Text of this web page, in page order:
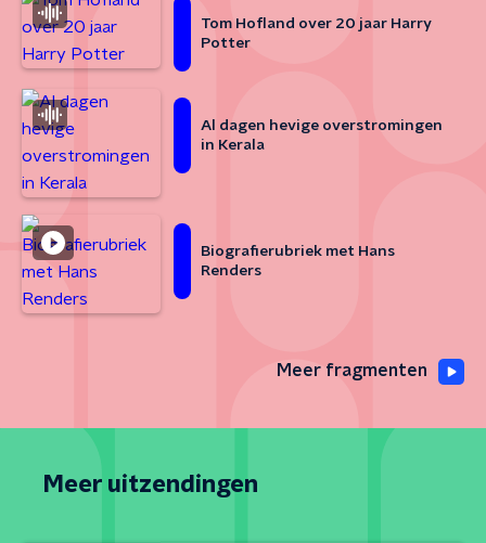
Tom Hofland over 20 jaar Harry
Potter
Al dagen hevige overstromingen
in Kerala
Biografierubriek met Hans
Renders
Meer fragmenten
Meer uitzendingen